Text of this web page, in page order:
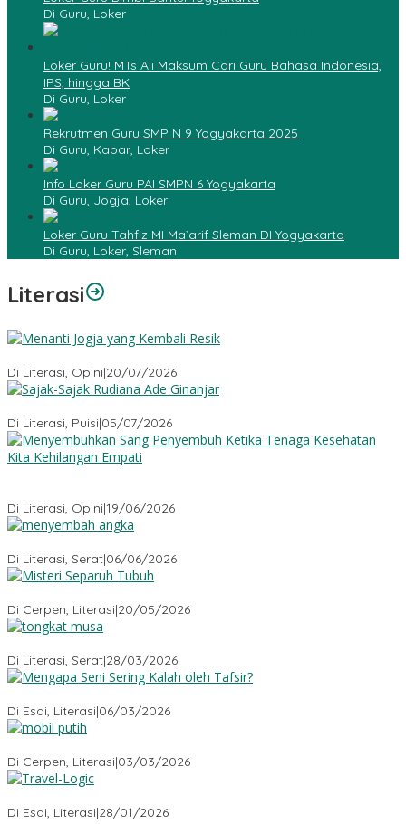
Di Guru, Loker
Loker Guru! MTs Ali Maksum Cari Guru Bahasa Indonesia,
IPS, hingga BK
Di Guru, Loker
Rekrutmen Guru SMP N 9 Yogyakarta 2025
Di Guru, Kabar, Loker
Info Loker Guru PAI SMPN 6 Yogyakarta
Di Guru, Jogja, Loker
Loker Guru Tahfiz MI Ma`arif Sleman DI Yogyakarta
Di Guru, Loker, Sleman
Literasi
Di Literasi, Opini|20/07/2026
Di Literasi, Puisi|05/07/2026
Di Literasi, Opini|19/06/2026
Di Literasi, Serat|06/06/2026
Di Cerpen, Literasi|20/05/2026
Di Literasi, Serat|28/03/2026
Di Esai, Literasi|06/03/2026
Di Cerpen, Literasi|03/03/2026
Di Esai, Literasi|28/01/2026